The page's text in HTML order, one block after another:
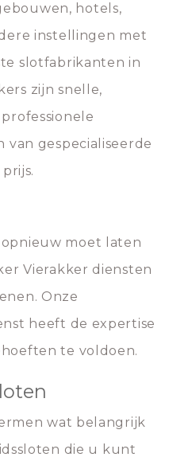
hotels,
instellingen met
slotfabrikanten in
zijn snelle,
van gespecialiseerde
moet laten
Vierakker diensten
Onze
heeft de expertise
te voldoen.
wat belangrijk
die u kunt